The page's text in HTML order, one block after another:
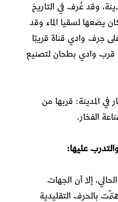
وقد عُرف في التاريخ
يضعها لسقيا الماء وقد
جرف وادي قناة قريبًا
قرب وادي بطحان لتصنيع
في المدينة: قربها من
الفخار.
عليها:
إلا أن الجهات
بالحرف التقليدية